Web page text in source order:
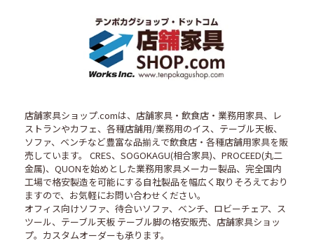
店舗家具ショップ.comは、店舗家具・飲食店・業務用家具、レ
ストランやカフェ、各種店舗用/業務用のイス、テーブル天板、
ソファ、ベンチなど豊富な品揃えで飲食店・各種店舗用家具を販
売しています。 CRES、SOGOKAGU(相合家具)、PROCEED(丸二
金属)、QUONを始めとした業務用家具メーカー製品、完全国内
工場で格安製造を可能にする自社製品を幅広く取りそろえており
ますので、お気軽にお問い合わせください。
オフィス向けソファ、待合いソファ、ベンチ、ロビーチェア、ス
ツール、テーブル天板 テーブル脚の格安販売、店舗家具ショッ
プ。カスタムオーダーも承ります。